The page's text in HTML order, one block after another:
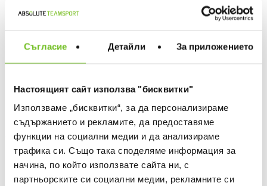
Съгласие Детайли За приложението
Настоящият сайт използва "бисквитки"
Използваме „бисквитки“, за да персонализираме
съдържанието и рекламите, да предоставяме
функции на социални медии и да анализираме
трафика си. Също така споделяме информация за
начина, по който използвате сайта ни, с
партньорските си социални медии, рекламните си
NIKE
Текуща цена:
69,99 €/136,89 BGN
74,99 €(-7% )The lowest price
NIKE
Текуща цена:
35,74 €/69,90 BGN
38,49 € (-7%)The lowest price
% -40%